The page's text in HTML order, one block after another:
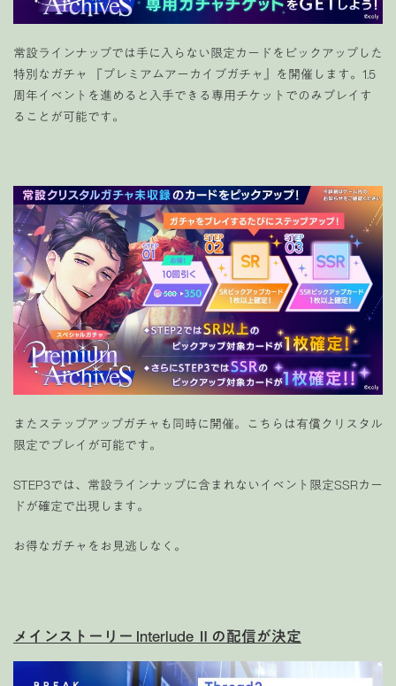
常設ラインナップでは手に入らない限定カードをピックアップした
特別なガチャ 『プレミアムアーカイブガチャ』を開催します。 1.5
周年イベントを進めると入手できる専用チケットでのみプレイす
ることが可能です。
またステップアップガチャも同時に開催。こちらは有償クリスタル
限定でプレイが可能です。
STEP3では、常設ラインナップに含まれないイベント限定SSRカー
ドが確定で出現します。
お得なガチャをお見逃しなく。
メインストーリー Interlude Ⅱの配信が決定